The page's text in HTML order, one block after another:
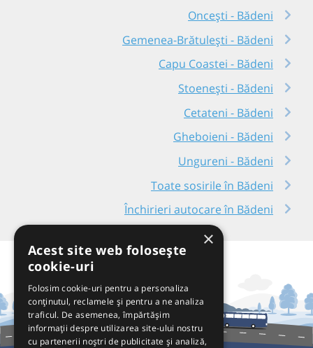
Oncești - Bădeni
Gemenea-Brătulești - Bădeni
Capu Coastei - Bădeni
Stoenești - Bădeni
Cetateni - Bădeni
Gheboieni - Bădeni
Ungureni - Bădeni
Toate sosirile în Bădeni
Închirieri autocare în Bădeni
×
Acest site web folosește
cookie-uri
Folosim cookie-uri pentru a personaliza
conținutul, reclamele și pentru a ne analiza
traficul. De asemenea, împărtășim
informații despre utilizarea site-ului nostru
cu partenerii noștri de publicitate și analiză,